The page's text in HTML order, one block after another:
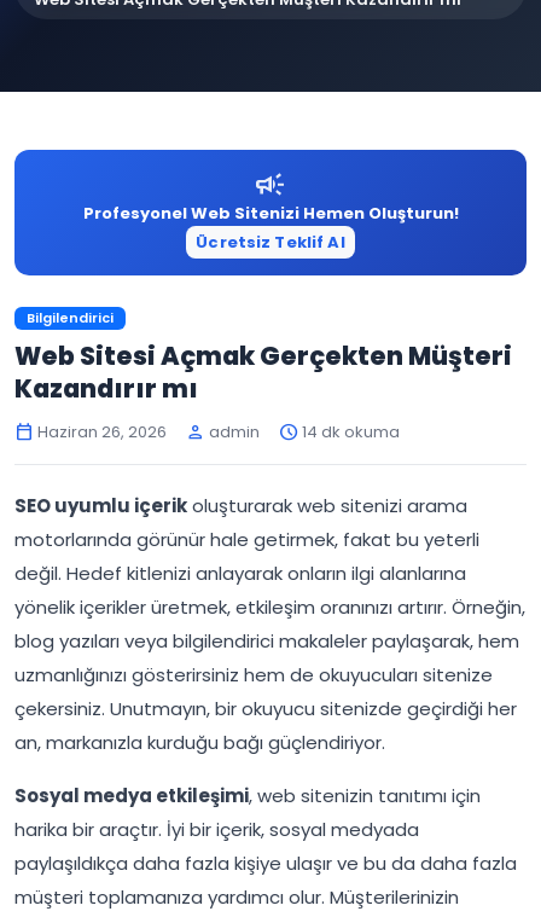
campaign
Profesyonel Web Sitenizi Hemen Oluşturun!
Ücretsiz Teklif Al
Bilgilendirici
Web Sitesi Açmak Gerçekten Müşteri
Kazandırır mı
calendar_today Haziran 26, 2026 person admin schedule14 dk okuma
SEO uyumlu içerikoluşturarak web sitenizi arama
motorlarında görünür hale getirmek, fakat bu yeterli
değil. Hedef kitlenizi anlayarak onların ilgi alanlarına
yönelik içerikler üretmek, etkileşim oranınızı artırır. Örneğin,
blog yazıları veya bilgilendirici makaleler paylaşarak, hem
uzmanlığınızı gösterirsiniz hem de okuyucuları sitenize
çekersiniz. Unutmayın, bir okuyucu sitenizde geçirdiği her
an, markanızla kurduğu bağı güçlendiriyor.
Sosyal medya etkileşimi, web sitenizin tanıtımı için
harika bir araçtır. İyi bir içerik, sosyal medyada
paylaşıldıkça daha fazla kişiye ulaşır ve bu da daha fazla
müşteri toplamanıza yardımcı olur. Müşterilerinizin